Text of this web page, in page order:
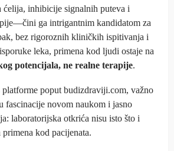
ćelija, inhibicije signalnih puteva i
ga intrigantnim kandidatom za
bez rigoroznih kliničkih ispitivanja i
leka, primena kod ljudi ostaje na
potencijala, ne realne terapije.
platforme poput budizdraviji.com, važno
fascinacije novom naukom i jasno
laboratorijska otkrića nisu isto što i
kod pacijenata.